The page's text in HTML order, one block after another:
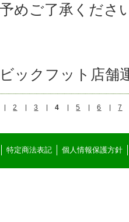
予めご了承くださ
ビックフット店舗
2 3 4 5 6 7
特定商法表記 個人情報保護方針